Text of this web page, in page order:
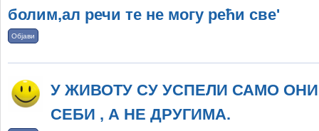
болим,ал речи те не могу рећи све'
Објави
У ЖИВОТУ СУ УСПЕЛИ САМО
СЕБИ , А НЕ ДРУГИМА.